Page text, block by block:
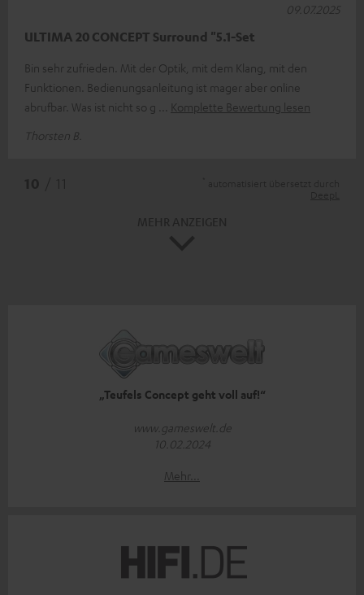
ULTIMA 20 CONCEPT Surround "5.1-Set
Bin sehr zufrieden. Mit der Optik, mit dem Klang, mit den
Funktionen. Bedienungsanleitung ist mager aber online
abrufbar. Was ist nicht so g
Komplette Bewertung lesen
Thorsten B.
09.07.2025
„Teufels Concept geht voll auf!“
www.gameswelt.de
10.02.2024
Mehr...